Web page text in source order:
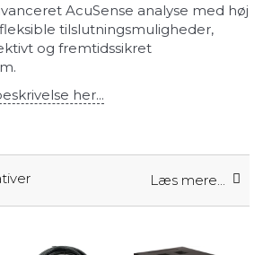
AcuSense analyse med høj
tilslutningsmuligheder,
og fremtidssikret
her...
Læs mere...